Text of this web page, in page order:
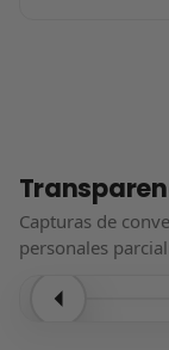
Capturas de
personales